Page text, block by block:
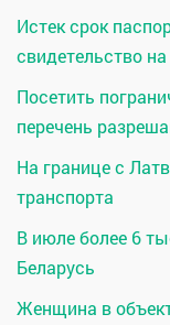
Истек срок
свидетельство
Посетить
перечень
На границе с
транспорта
В июле более 6
Беларусь
Женщина в